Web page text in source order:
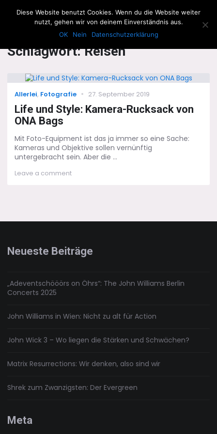
The Howling Men
Schlagwort:Reisen
Categories
Allerlei, Fotografie
Posted
27. September 2019
Life und Style: Kamera-Rucksack von
ONA Bags
Mit Foto-Equipment ist das ja immer so eine Sache:
Kameras und Objektive sollen vernünftig
untergebracht sein. Aber die ...
Leave a commenton
Neueste Beiträge
„Adeventschööörs on Öhrs“: The John Williams Berlin
Concerts 2025
John Williams in Wien: Nicht zu alt für Action
John Wick 3 – Wo liegen die Stärken und Schwächen?
Matrix Resurrections: Wir denken, also sind wir
Shrek zum Zwanzigsten: Der Evergreen
Meta
Diese Website benutzt Cookies. Wenn du die Website weiter
nutzt, gehen wir von deinem Einverständnis aus.
OK
Nein Datenschutzerklärung